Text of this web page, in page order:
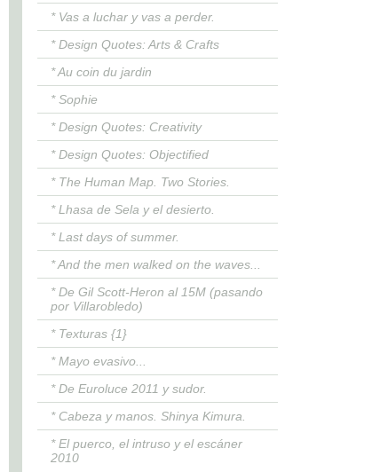
* Vas a luchar y vas a perder.
* Design Quotes: Arts & Crafts
* Au coin du jardin
* Sophie
* Design Quotes: Creativity
* Design Quotes: Objectified
* The Human Map. Two Stories.
* Lhasa de Sela y el desierto.
* Last days of summer.
* And the men walked on the waves...
* De Gil Scott-Heron al 15M (pasando
por Villarobledo)
* Texturas {1}
* Mayo evasivo...
* De Euroluce 2011 y sudor.
* Cabeza y manos. Shinya Kimura.
* El puerco, el intruso y el escáner
2010